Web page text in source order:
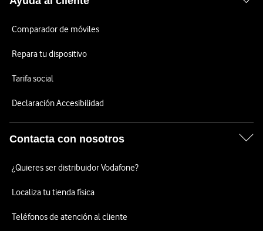
Comparador de móviles
Repara tu dispositivo
Tarifa social
Declaración Accesibilidad
Contacta con nosotros
¿Quieres ser distribuidor Vodafone?
Localiza tu tienda física
Teléfonos de atención al cliente